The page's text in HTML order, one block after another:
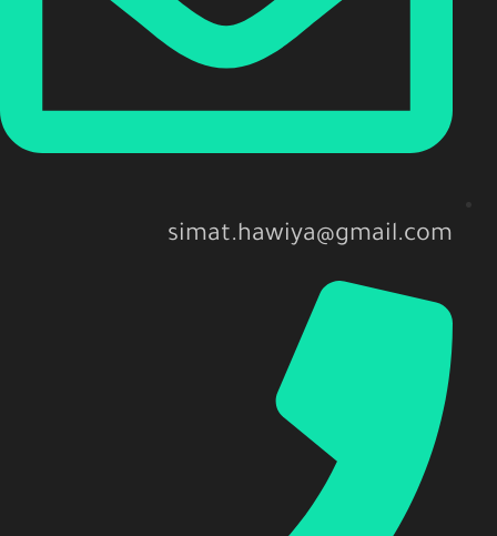
simat.hawiya@gmail.com